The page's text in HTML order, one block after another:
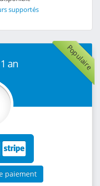
supportés
Populaire
an
paiement